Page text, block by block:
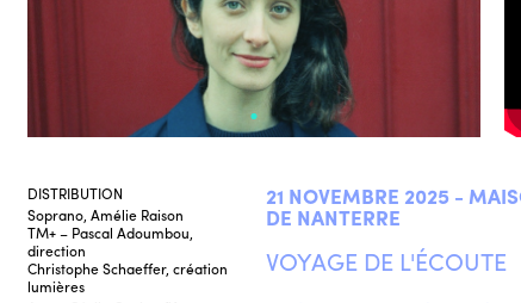
DISTRIBUTION
Soprano, Amélie Raison
TM+ – Pascal Adoumbou,
direction
Christophe Schaeffer, création
lumières
21 NOVEMBRE 2025 -
DE NANTERRE
VOYAGE DE L'ÉCOUTE